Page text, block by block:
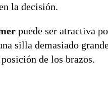
la decisión.
puede ser atractiva
silla demasiado
de los brazos.